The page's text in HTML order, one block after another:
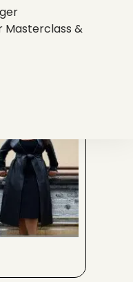
Masterclass &